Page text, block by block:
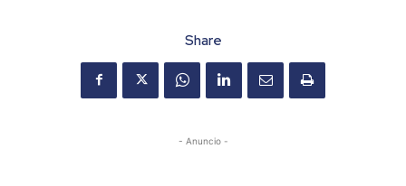
Share
- Anuncio -